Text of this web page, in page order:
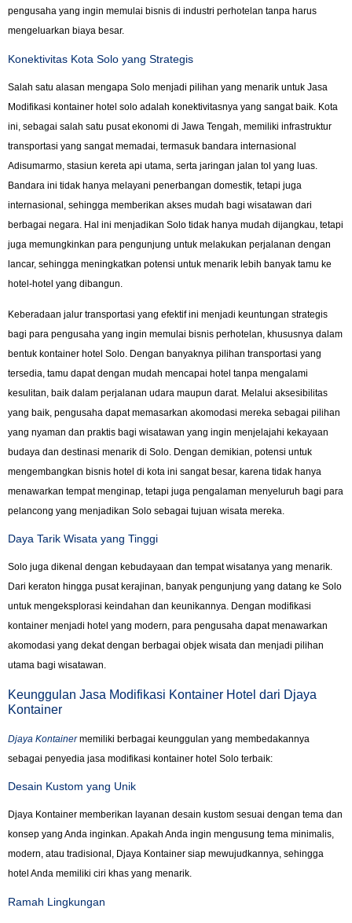
pengusaha yang ingin memulai bisnis di industri perhotelan tanpa harus
mengeluarkan biaya besar.
Konektivitas Kota Solo yang Strategis
Salah satu alasan mengapa Solo menjadi pilihan yang menarik untuk Jasa
Modifikasi kontainer hotel solo adalah konektivitasnya yang sangat baik. Kota
ini, sebagai salah satu pusat ekonomi di Jawa Tengah, memiliki infrastruktur
transportasi yang sangat memadai, termasuk bandara internasional
Adisumarmo, stasiun kereta api utama, serta jaringan jalan tol yang luas.
Bandara ini tidak hanya melayani penerbangan domestik, tetapi juga
internasional, sehingga memberikan akses mudah bagi wisatawan dari
berbagai negara. Hal ini menjadikan Solo tidak hanya mudah dijangkau, tetapi
juga memungkinkan para pengunjung untuk melakukan perjalanan dengan
lancar, sehingga meningkatkan potensi untuk menarik lebih banyak tamu ke
hotel-hotel yang dibangun.
Keberadaan jalur transportasi yang efektif ini menjadi keuntungan strategis
bagi para pengusaha yang ingin memulai bisnis perhotelan, khususnya dalam
bentuk kontainer hotel Solo. Dengan banyaknya pilihan transportasi yang
tersedia, tamu dapat dengan mudah mencapai hotel tanpa mengalami
kesulitan, baik dalam perjalanan udara maupun darat. Melalui aksesibilitas
yang baik, pengusaha dapat memasarkan akomodasi mereka sebagai pilihan
yang nyaman dan praktis bagi wisatawan yang ingin menjelajahi kekayaan
budaya dan destinasi menarik di Solo. Dengan demikian, potensi untuk
mengembangkan bisnis hotel di kota ini sangat besar, karena tidak hanya
menawarkan tempat menginap, tetapi juga pengalaman menyeluruh bagi para
pelancong yang menjadikan Solo sebagai tujuan wisata mereka.
Daya Tarik Wisata yang Tinggi
Solo juga dikenal dengan kebudayaan dan tempat wisatanya yang menarik.
Dari keraton hingga pusat kerajinan, banyak pengunjung yang datang ke Solo
untuk mengeksplorasi keindahan dan keunikannya. Dengan modifikasi
kontainer menjadi hotel yang modern, para pengusaha dapat menawarkan
akomodasi yang dekat dengan berbagai objek wisata dan menjadi pilihan
utama bagi wisatawan.
Keunggulan Jasa Modifikasi Kontainer Hotel dari Djaya
Kontainer
Djaya Kontainer memiliki berbagai keunggulan yang membedakannya
sebagai penyedia jasa modifikasi kontainer hotel Solo terbaik:
Desain Kustom yang Unik
Djaya Kontainer memberikan layanan desain kustom sesuai dengan tema dan
konsep yang Anda inginkan. Apakah Anda ingin mengusung tema minimalis,
modern, atau tradisional, Djaya Kontainer siap mewujudkannya, sehingga
hotel Anda memiliki ciri khas yang menarik.
Ramah Lingkungan